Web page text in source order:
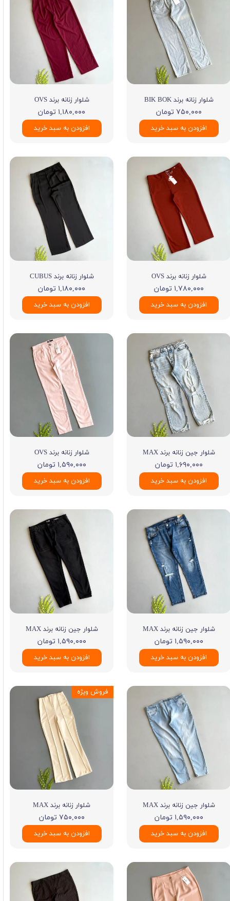
شلوار زنانه برند BIK BOK
۷۵۰,۰۰۰ تومان
افزودن به سبد خرید
شلوار زنانه برند OVS
۱,۱۸۰,۰۰۰ تومان
افزودن به سبد خرید
شلوار زنانه برند OVS
۱,۷۸۰,۰۰۰ تومان
افزودن به سبد خرید
شلوار زنانه برند CUBUS
۱,۱۸۰,۰۰۰ تومان
افزودن به سبد خرید
شلوار جین زنانه برند MAX
۱,۶۹۰,۰۰۰ تومان
افزودن به سبد خرید
شلوار زنانه برند OVS
۱,۵۹۰,۰۰۰ تومان
افزودن به سبد خرید
شلوار جین زنانه برند MAX
۱,۵۹۰,۰۰۰ تومان
افزودن به سبد خرید
شلوار جین زنانه برند MAX
۱,۵۹۰,۰۰۰ تومان
افزودن به سبد خرید
شلوار جین زنانه برند MAX
۱,۵۹۰,۰۰۰ تومان
افزودن به سبد خرید
شلوار زنانه برند MAX
۷۵۰,۰۰۰ تومان
افزودن به سبد خرید
فروش ویژه